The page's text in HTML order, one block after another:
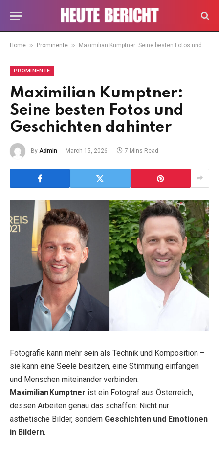
Home » Prominente » Maximilian Kumptner: Seine besten Fotos und Geschichten dahinter
PROMINENTE
Maximilian Kumptner:
Seine besten Fotos und
Geschichten dahinter
By Admin March 15, 2026 7 Mins Read
Fotografie kann mehr sein als Technik und Komposition –
sie kann eine Seele besitzen, eine Stimmung einfangen
und Menschen miteinander verbinden.
Maximilian Kumptner ist ein Fotograf aus Österreich,
dessen Arbeiten genau das schaffen: Nicht nur
ästhetische Bilder, sondern Geschichten und Emotionen
in Bildern.